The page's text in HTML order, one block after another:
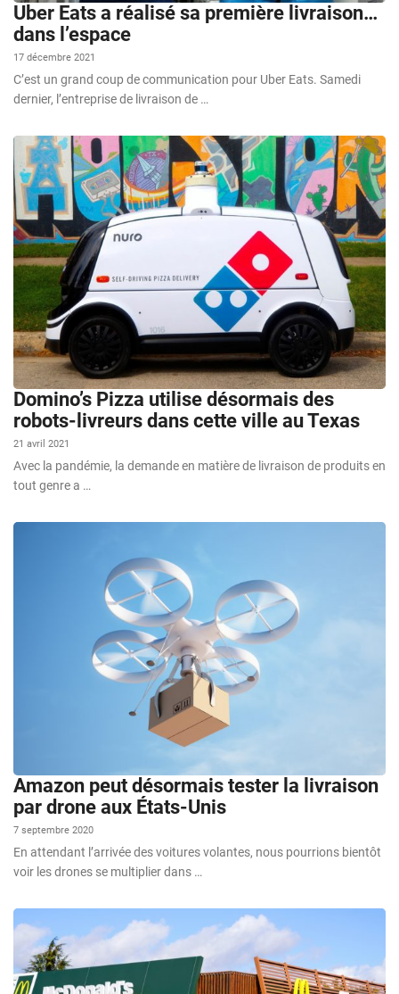
Uber Eats a réalisé sa première livraison…
dans l’espace
17 décembre 2021
C’est un grand coup de communication pour Uber Eats. Samedi
dernier, l’entreprise de livraison de …
Domino’s Pizza utilise désormais des
robots-livreurs dans cette ville au Texas
21 avril 2021
Avec la pandémie, la demande en matière de livraison de produits en
tout genre a …
Amazon peut désormais tester la livraison
par drone aux États-Unis
7 septembre 2020
En attendant l’arrivée des voitures volantes, nous pourrions bientôt
voir les drones se multiplier dans …